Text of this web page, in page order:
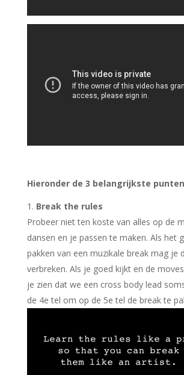
Hieronder de 3 belangrijkste
Break the rules
Probeer niet ten koste van alles op de
dansen en je passen te maken. Als het
pakken van een muzikale break mag je
verbreken. Als je goed kijkt en de
je zien dat we een cross body lead
de 4e tel om op de 5e tel de break te